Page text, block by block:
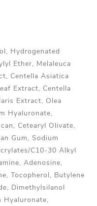
Hydrogenated
Ether, Melaleuca
Centella Asiatica
Extract, Centella
Extract, Olea
Hyaluronate,
Cetearyl Olivate,
Gum, Sodium
C10-30 Alkyl
Adenosine,
Tocopherol, Butylene
Dimethylsilanol
Hyaluronate,